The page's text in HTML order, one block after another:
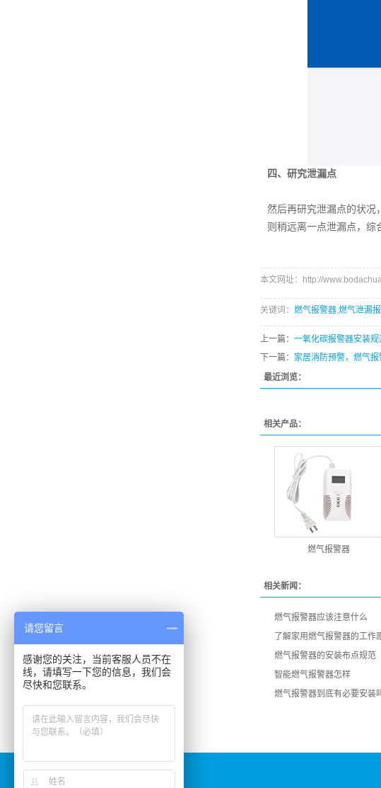
四、研究泄漏点
然后再研究泄漏点的状况
则稍远离一点泄漏点，综
本文网址：http://
关键词： 燃气报警器,燃气泄漏
上一篇： 一氧化碳报警器安装规
下一篇： 家居消防预警，燃气
最近浏览：
相关产品：
燃气报警器
相关新闻：
燃气报警器应该注意什么
了解家用燃气报警器的工作
燃气报警器的安装布点规范
智能燃气报警器怎样
燃气报警器到底有必要安装
请您留言
感谢您的关注，当前客服人员不在
线，请填写一下您的信息，我们会
尽快和您联系。